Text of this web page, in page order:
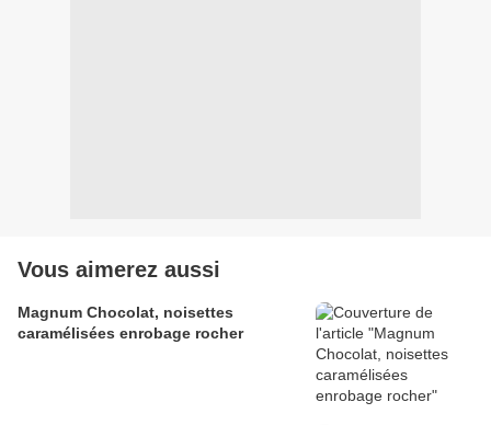
Vous aimerez aussi
Magnum Chocolat, noisettes
caramélisées enrobage rocher